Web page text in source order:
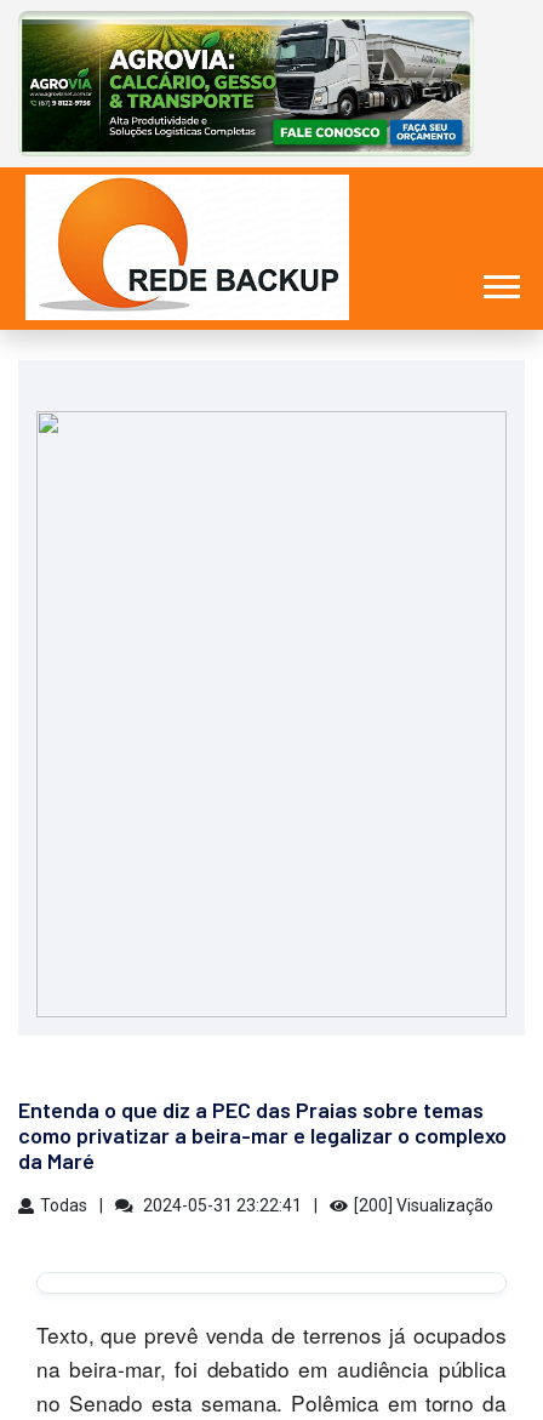
Entenda o que diz a PEC das Praias sobre temas
como privatizar a beira-mar e legalizar o complexo
da Maré
Todas 2024-05-31 23:22:41 [200] Visualização
Texto, que prevê venda de terrenos já ocupados
na beira-mar, foi debatido em audiência pública
no Senado esta semana. Polêmica em torno da